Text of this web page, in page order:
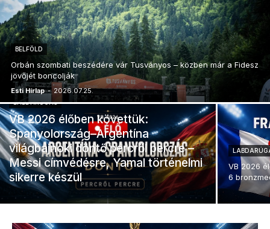
BELFÖLD
Orbán szombati beszédére vár Tusványos – közben már a Fidesz
jövőjét boncolják
Esti Hírlap - 2026.07.25.
LABDARÚGÁS
VB 2026 élőben követtük:
Spanyolország–Argentína
világbajnoki döntő percről percre –
Messi címvédésre, Yamal történelmi
sikerre készül
VB 2026
6